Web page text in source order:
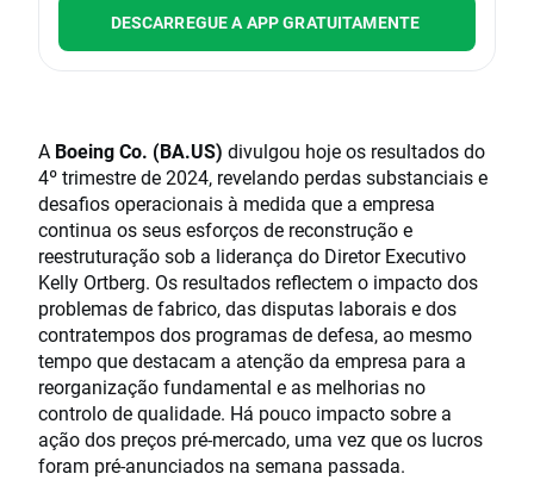
DESCARREGUE A APP GRATUITAMENTE
A Boeing Co. (BA.US) divulgou hoje os resultados do
4º trimestre de 2024, revelando perdas substanciais e
desafios operacionais à medida que a empresa
continua os seus esforços de reconstrução e
reestruturação sob a liderança do Diretor Executivo
Kelly Ortberg. Os resultados reflectem o impacto dos
problemas de fabrico, das disputas laborais e dos
contratempos dos programas de defesa, ao mesmo
tempo que destacam a atenção da empresa para a
reorganização fundamental e as melhorias no
controlo de qualidade. Há pouco impacto sobre a
ação dos preços pré-mercado, uma vez que os lucros
foram pré-anunciados na semana passada.